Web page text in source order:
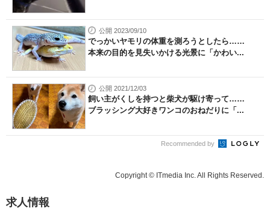
公開 2023/09/10
でっかいヤモリの体重を測ろうとしたら……
本来の目的を見失いかける光景に「かわい...
公開 2021/12/03
飼い主がくしを持つと柴犬が駆け寄って……
ブラッシング大好きワンコのおねだりに「...
Recommended by
Copyright © ITmedia Inc. All Rights Reserved.
求人情報